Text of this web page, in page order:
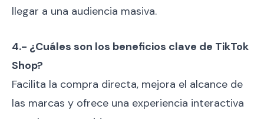
llegar a una audiencia masiva.
4.- ¿Cuáles son los beneficios clave de TikTok
Shop?
Facilita la compra directa, mejora el alcance de
las marcas y ofrece una experiencia interactiva